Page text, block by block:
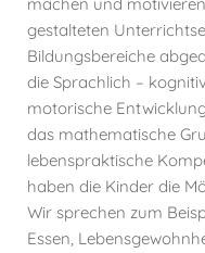
gestalteten
Bildungsbereiche
die Sprachlich –
motorische
das mathematische
lebenspraktische
haben die Kinder die
Wir sprechen zum
Essen,